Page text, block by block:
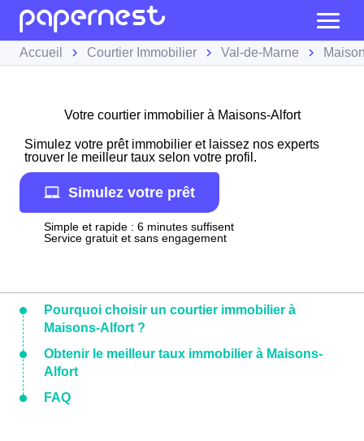
Accueil Courtier Immobilier Val-de-Marne
Votre courtier immobilier à Maisons-Alfort
Simulez votre prêt immobilier et laissez nos experts
trouver le meilleur taux selon votre profil.
Simulez votre prêt
Simple et rapide : 6 minutes suffisent
Service gratuit et sans engagement
Pourquoi choisir un courtier immobilier à
Maisons-Alfort ?
Obtenir le meilleur taux immobilier à Maisons-
Alfort
FAQ